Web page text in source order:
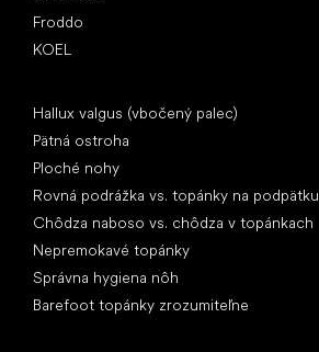
Froddo
KOEL
Hallux valgus (vbočený palec)
Pätná ostroha
Ploché nohy
Rovná podrážka vs. topánky na podpätku
Chôdza naboso vs. chôdza v topánkach
Nepremokavé topánky
Správna hygiena nôh
Barefoot topánky zrozumiteľne